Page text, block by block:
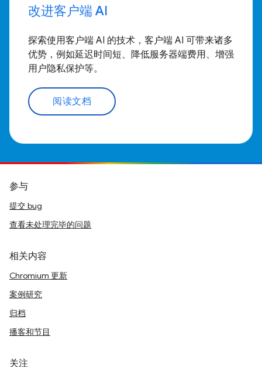
改进客户端 AI
探索使用客户端 AI 的技术，客户端 AI 可带来诸多
优势，例如延迟时间短、降低服务器端费用、增强
用户隐私保护等。
阅读文档
参与
提交 bug
查看未处理完毕的问题
相关内容
Chromium 更新
案例研究
归档
播客和节目
关注